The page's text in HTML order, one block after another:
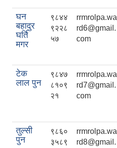
घन
बहादुर
घर्ति
मगर
९८४४
९२२८
५७
rrmrolpa.wa
rd6@gmail.
com
टेक
लाल पुन
९८४७
८१०९
२१
rrmrolpa.wa
rd7@gmail.
com
तुल्सी
पुन
९८६०
३५८९
rrmrolpa.wa
rd8@gmail.